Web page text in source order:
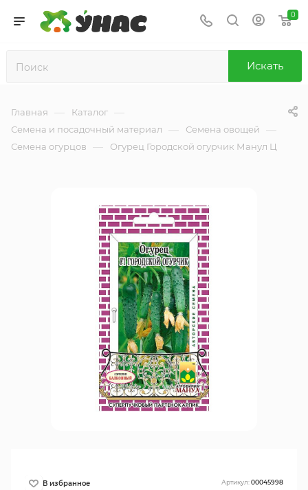
0
Искать
Главная — Каталог —
Семена и посадочный материал — Семена овощей —
Семена огурцов — Огурец Городской огурчик Манул Ц
Артикул:00045998